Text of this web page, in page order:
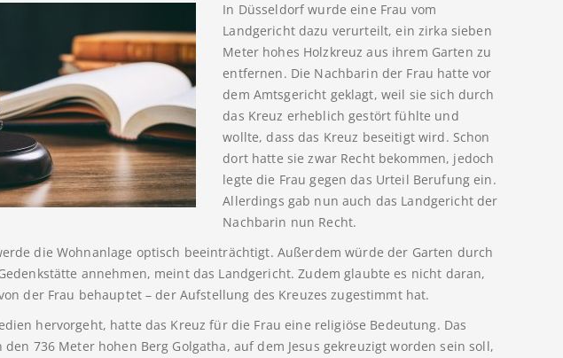
In Düsseldorf wurde eine Frau vom
Landgericht dazu verurteilt, ein zirka sieben
Meter hohes Holzkreuz aus ihrem Garten zu
entfernen. Die Nachbarin der Frau hatte vor
dem Amtsgericht geklagt, weil sie sich durch
das Kreuz erheblich gestört fühlte und
wollte, dass das Kreuz beseitigt wird. Schon
dort hatte sie zwar Recht bekommen, jedoch
legte die Frau gegen das Urteil Berufung ein.
Allerdings gab nun auch das Landgericht der
Nachbarin nun Recht.
die Wohnanlage optisch beeinträchtigt. Außerdem würde der Garten durch
annehmen, meint das Landgericht. Zudem glaubte es nicht daran,
der Frau behauptet – der Aufstellung des Kreuzes zugestimmt hat.
hervorgeht, hatte das Kreuz für die Frau eine religiöse Bedeutung. Das
736 Meter hohen Berg Golgatha, auf dem Jesus gekreuzigt worden sein soll,